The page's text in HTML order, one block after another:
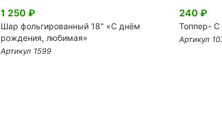
1 250 ₽
Шар фольгированный 18" «С днём
рождения, любимая»
Артикул 1599
240 ₽
Топпер-
Артикул